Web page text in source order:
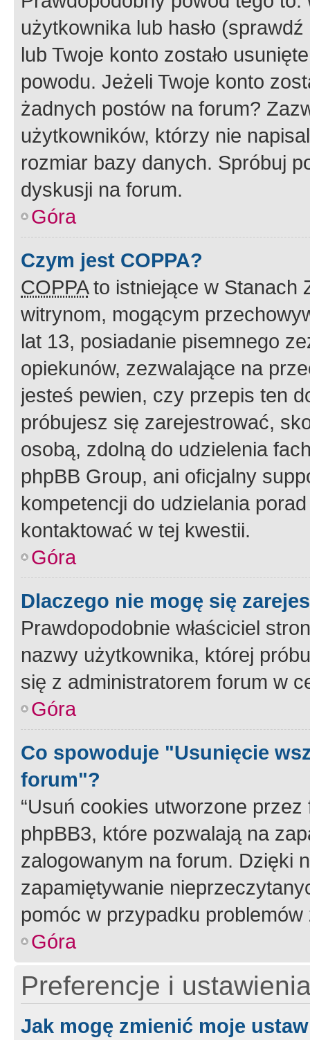
użytkownika lub hasło
lub Twoje konto zostało
powodu. Jeżeli Twoje konto
żadnych postów na forum?
użytkowników, którzy nie
rozmiar bazy danych. Spróbuj
dyskusji na forum.
Góra
Czym jest COPPA?
COPPAto istniejące w Stanach
witrynom, mogącym
lat 13, posiadanie pisemnego
opiekunów, zezwalające na
jesteś pewien, czy przepis ten
próbujesz się zarejestrować,
osobą, zdolną do udzielenia
phpBB Group, ani oficjalny
kompetencji do udzielania
kontaktować w tej kwestii.
Góra
Dlaczego nie mogę się
Prawdopodobnie właściciel
nazwy użytkownika, której
się z administratorem forum w
Góra
Co spowoduje "Usunięcie
forum"?
“Usuń cookies utworzone
phpBB3, które pozwalają na
zalogowanym na forum. Dzięki
zapamiętywanie
pomóc w przypadku
Góra
Preferencje i
Jak mogę zmienić moje